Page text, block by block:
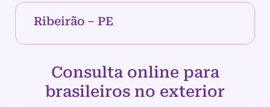
Ribeirão – PE
Consulta online para
brasileiros no exterior